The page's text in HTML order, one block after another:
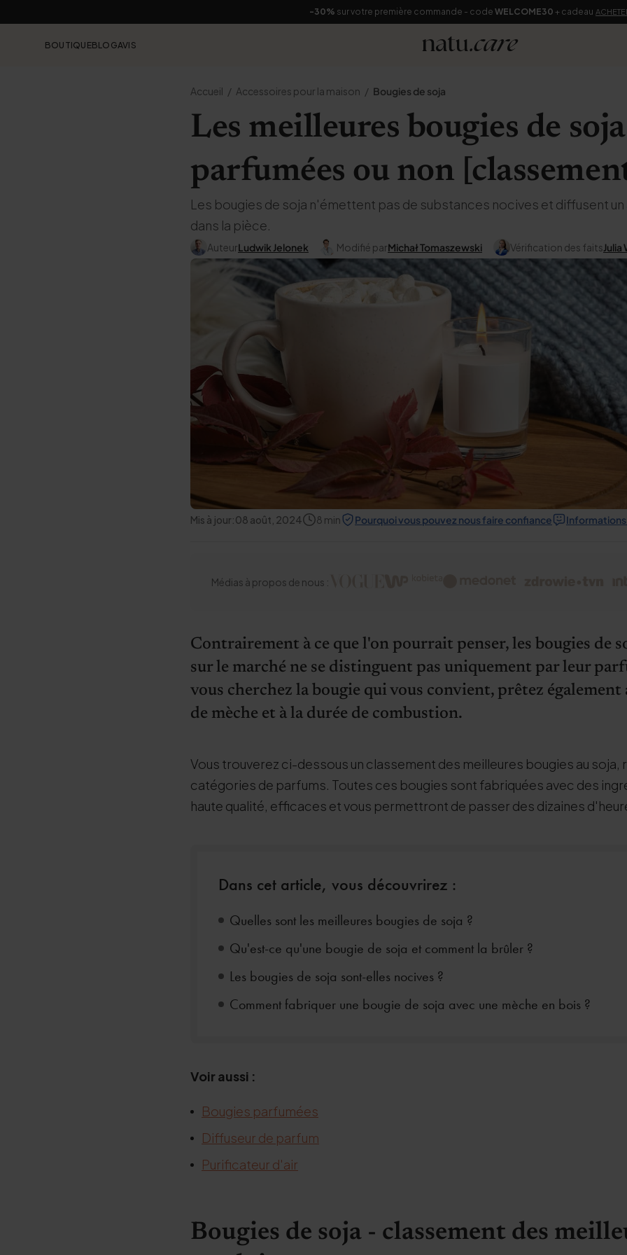
-30% sur votre première commande - code WELCOME30 + cadeau
BOUTIQUEBLOGAVIS
Accueil Accessoires pour la maison Bougies de soja
Les meilleures bougies de
parfumées ou non
Les bougies de soja n'émettent pas de substances nocives et diffusent
dans la pièce.
AuteurLudwik Jelonek Modifié parMichał Tomaszewski Vérification des faitsJulia
Mis à jour:08 août, 2024 8 min Pourquoi vous pouvez nous faire confiance
Médias à propos de nous :
Contrairement à ce que l'on pourrait penser, les bougies de
sur le marché ne se distinguent pas uniquement par leur
vous cherchez la bougie qui vous convient, prêtez
de mèche et à la durée de combustion.
Vous trouverez ci-dessous un classement des meilleures bougies au soja,
catégories de parfums. Toutes ces bougies sont fabriquées avec des
haute qualité, efficaces et vous permettront de passer des dizaines
Dans cet article, vous découvrirez :
Quelles sont les meilleures bougies de soja ?
Qu'est-ce qu'une bougie de soja et comment la brûler ?
Les bougies de soja sont-elles nocives ?
Comment fabriquer une bougie de soja avec une mèche en bois ?
Voir aussi :
Bougies parfumées
Diffuseur de parfum
Purificateur d'air
Bougies de soja - classement des